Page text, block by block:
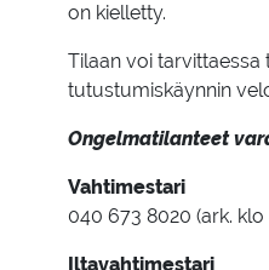
on kielletty.
Tilaan voi tarvittaessa
tutustumiskäynnin
Ongelmatilanteet
Vahtimestari
040 673 8020 (ark. klo
Iltavahtimestari